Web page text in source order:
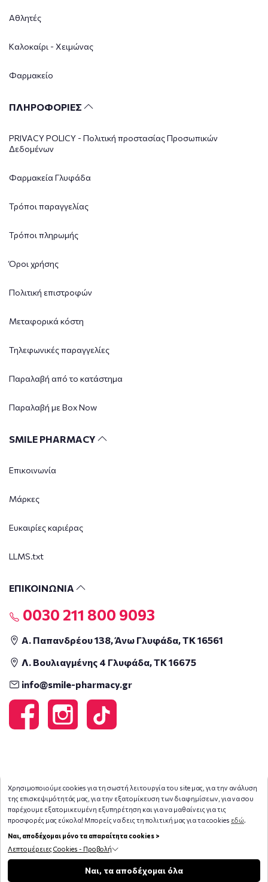
Χρησιμοποιούμε cookies για τη σωστή λειτουργία του site μας, για την ανάλυση
της επισκεψιμότητάς μας, για την εξατομίκευση των διαφημίσεων, για να σου
παρέχουμε εξατομικευμένη εξυπηρέτηση και για να μαθαίνεις για τις
προσφορές μας εύκολα! Μπορείς να δεις τη πολιτική μας για τα cookies εδώ.
Ναι, αποδέχομαι μόνο τα απαραίτητα cookies >
Λεπτομέρειες Cookies - Προβολή
Ναι, τα αποδέχομαι όλα
Αθλητές
Καλοκαίρι - Χειμώνας
Φαρμακείο
ΠΛΗΡΟΦΟΡΙΕΣ
PRIVACY POLICY - Πολιτική προστασίας Προσωπικών
Δεδομένων
Φαρμακεία Γλυφάδα
Τρόποι παραγγελίας
Τρόποι πληρωμής
Όροι χρήσης
Πολιτική επιστροφών
Μεταφορικά κόστη
Τηλεφωνικές παραγγελίες
Παραλαβή από το κατάστημα
Παραλαβή με Box Now
SMILE PHARMACY
Επικοινωνία
Μάρκες
Ευκαιρίες καριέρας
LLMS.txt
ΕΠΙΚΟΙΝΩΝΙΑ
0030 211 800 9093
Α. Παπανδρέου 138, Άνω Γλυφάδα, ΤΚ 16561
Λ. Βουλιαγμένης 4 Γλυφάδα, ΤΚ 16675
info@smile-pharmacy.gr
Copyright © 2026smile-pharmacy.gr